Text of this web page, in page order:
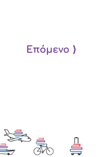
Επόμενο ⟩